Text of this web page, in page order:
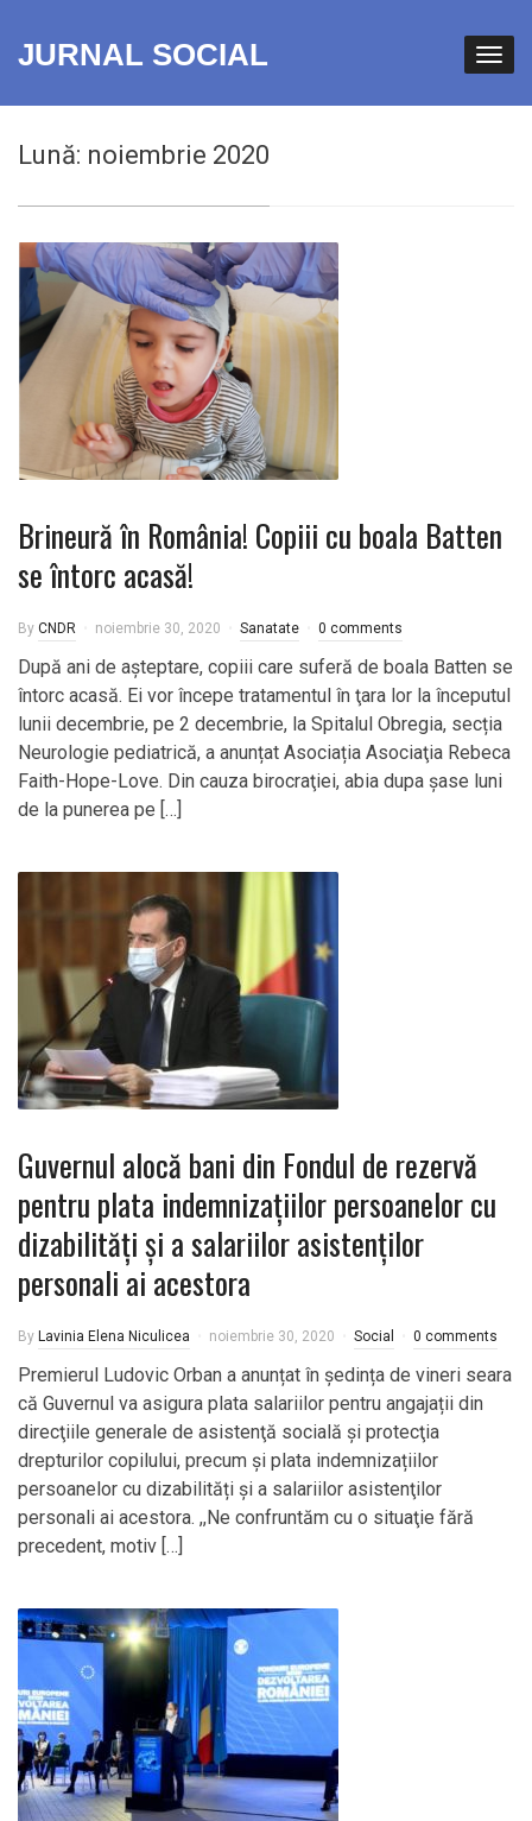
JURNAL SOCIAL
Lună: noiembrie 2020
Brineură în România! Copiii cu boala Batten
se întorc acasă!
By CNDR noiembrie 30, 2020 Sanatate 0 comments
După ani de aşteptare, copiii care suferă de boala Batten se
întorc acasă. Ei vor începe tratamentul în ţara lor la începutul
lunii decembrie, pe 2 decembrie, la Spitalul Obregia, secția
Neurologie pediatrică, a anunțat Asociația Asociaţia Rebeca
Faith-Hope-Love. Din cauza birocraţiei, abia dupa șase luni
de la punerea pe […]
Guvernul alocă bani din Fondul de rezervă
pentru plata indemnizațiilor persoanelor cu
dizabilități şi a salariilor asistenţilor
personali ai acestora
By Lavinia Elena Niculicea noiembrie 30, 2020 Social 0 comments
Premierul Ludovic Orban a anunțat în ședința de vineri seara
că Guvernul va asigura plata salariilor pentru angajații din
direcţiile generale de asistenţă socială şi protecţia
drepturilor copilului, precum și plata indemnizațiilor
persoanelor cu dizabilități şi a salariilor asistenţilor
personali ai acestora. ,,Ne confruntăm cu o situaţie fără
precedent, motiv […]